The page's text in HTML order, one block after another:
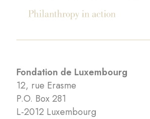
Fondation de Luxembourg
12, rue Erasme
P.O. Box 281
L-2012 Luxembourg